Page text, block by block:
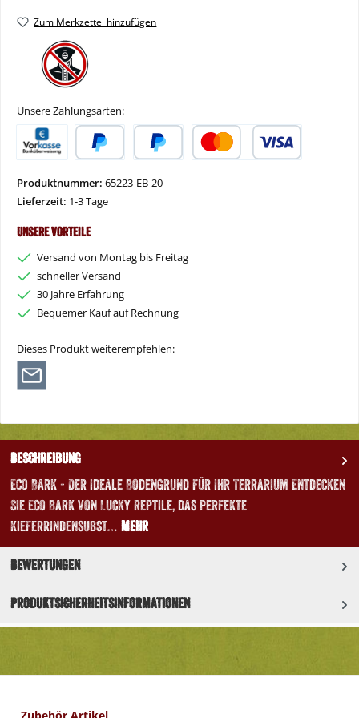
Zum Merkzettel hinzufügen
Unsere Zahlungsarten:
Produktnummer: 65223-EB-20
Lieferzeit: 1-3 Tage
Unsere Vorteile
Versand von Montag bis Freitag
schneller Versand
30 Jahre Erfahrung
Bequemer Kauf auf Rechnung
Dieses Produkt weiterempfehlen:
Beschreibung
Eco Bark - Der Ideale Bodengrund für Ihr Terrarium Entdecken
Sie Eco Bark von Lucky Reptile, das perfekte
Kieferrindensubst… Mehr
Bewertungen
Produktsicherheitsinformationen
Produktgalerie überspringen